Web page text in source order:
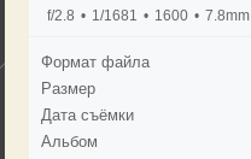
f/2.8 1/1681 1600 7.8mm
Формат файла
Размер
Дата съёмки
Альбом